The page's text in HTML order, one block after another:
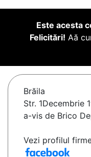
Este acesta
Felicitări! Aă
Brăila
Str. 1Decembrie
a-vis de Brico
Vezi profilul